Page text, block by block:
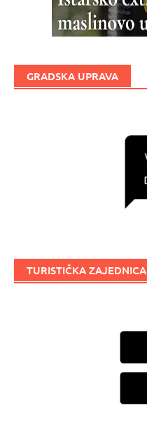
GRADSKA UPRAVA
TURISTIČKA ZAJEDNICA